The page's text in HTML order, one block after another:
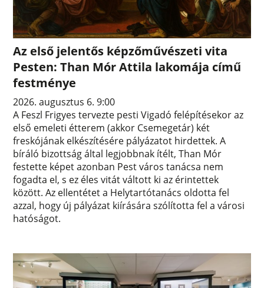
Az első jelentős képzőművészeti vita
Pesten: Than Mór Attila lakomája című
festménye
2026. augusztus 6. 9:00
A Feszl Frigyes tervezte pesti Vigadó felépítésekor az
első emeleti étterem (akkor Csemegetár) két
freskójának elkészítésére pályázatot hirdettek. A
bíráló bizottság által legjobbnak ítélt, Than Mór
festette képet azonban Pest város tanácsa nem
fogadta el, s ez éles vitát váltott ki az érintettek
között. Az ellentétet a Helytartótanács oldotta fel
azzal, hogy új pályázat kiírására szólította fel a városi
hatóságot.